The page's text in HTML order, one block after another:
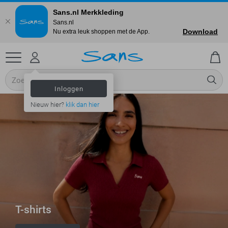
Inloggen
Nieuw hier? klik dan hier
T-shirts
Sans.nl Merkkleding
Sans.nl
Nu extra leuk shoppen met de App.
Download